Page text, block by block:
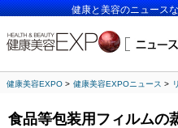
健康と美容のニュース
健康美容EXPO 健康美容EXPOニュース
食品等包装用フィルムの